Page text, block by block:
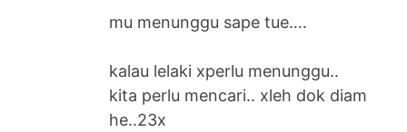
mu menunggu sape tue….
kalau lelaki xperlu menunggu..
kita perlu mencari.. xleh dok diam
he..23x